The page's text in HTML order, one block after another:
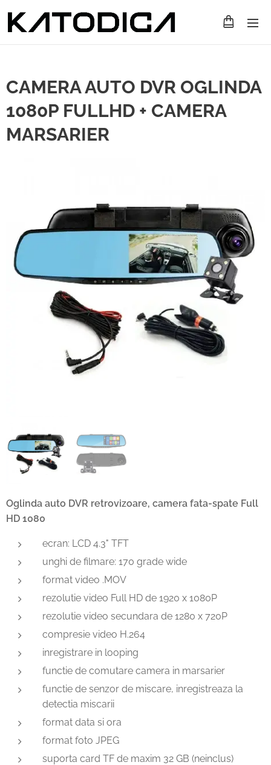
CAMERA AUTO DVR OGLINDA
1080P FULLHD + CAMERA
MARSARIER
Oglinda auto DVR retrovizoare, camera fata-spate Full
HD 1080
ecran: LCD 4.3" TFT
unghi de filmare: 170 grade wide
format video .MOV
rezolutie video Full HD de 1920 x 1080P
rezolutie video secundara de 1280 x 720P
compresie video H.264
inregistrare in looping
functie de comutare camera in marsarier
functie de senzor de miscare, inregistreaza la
detectia miscarii
format data si ora
format foto JPEG
suporta card TF de maxim 32 GB (neinclus)